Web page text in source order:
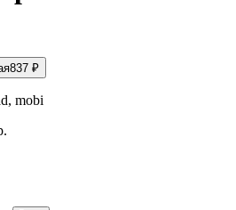
837 ₽
mobi